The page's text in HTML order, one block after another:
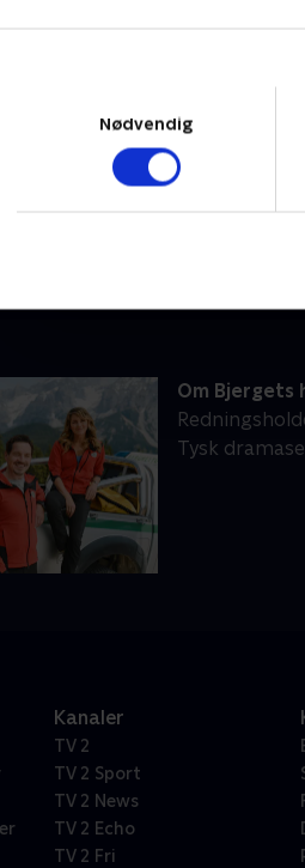
Nødvendig
Om Bjergets
Tysk
Kanaler
TV 2
TV 2 Sport
TV 2 News
TV 2 Echo
TV 2 Fri